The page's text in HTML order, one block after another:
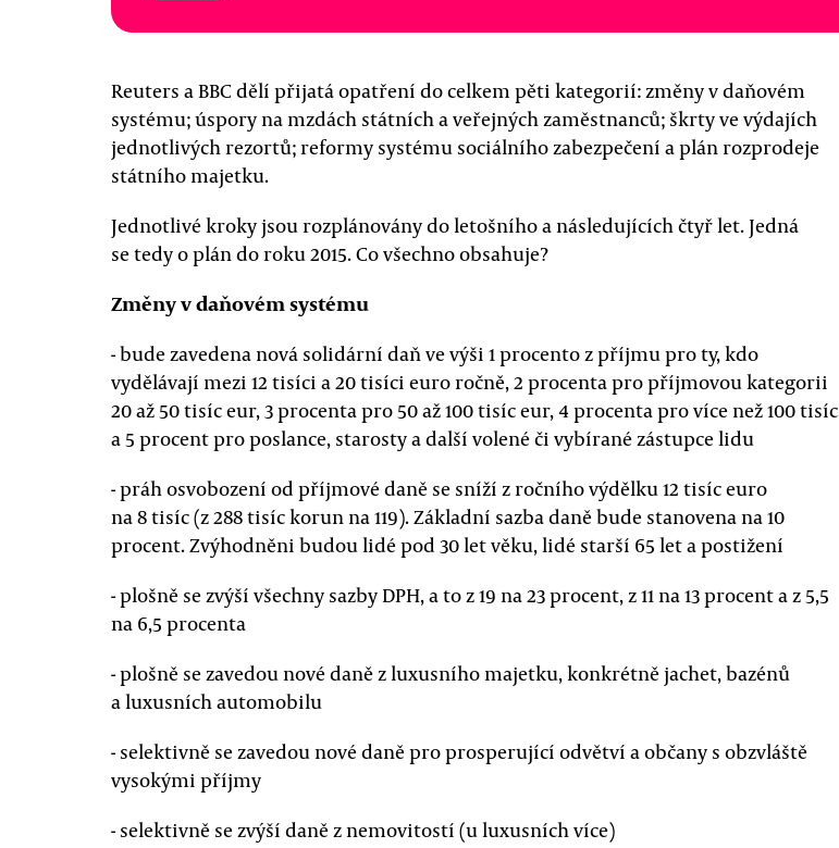
Reuters a BBC dělí přijatá opatření do celkem pěti kategorií: změny v daňovém
systému; úspory na mzdách státních a veřejných zaměstnanců; škrty ve výdajích
jednotlivých rezortů; reformy systému sociálního zabezpečení a plán rozprodeje
státního majetku.
Jednotlivé kroky jsou rozplánovány do letošního a následujících čtyř let. Jedná
se tedy o plán do roku 2015. Co všechno obsahuje?
Změny v daňovém systému
- bude zavedena nová solidární daň ve výši 1 procento z příjmu pro ty, kdo
vydělávají mezi 12 tisíci a 20 tisíci euro ročně, 2 procenta pro příjmovou kategorii
20 až 50 tisíc eur, 3 procenta pro 50 až 100 tisíc eur, 4 procenta pro více než 100 tisíc
a 5 procent pro poslance, starosty a další volené či vybírané zástupce lidu
- práh osvobození od příjmové daně se sníží z ročního výdělku 12 tisíc euro
na 8 tisíc (z 288 tisíc korun na 119). Základní sazba daně bude stanovena na 10
procent. Zvýhodněni budou lidé pod 30 let věku, lidé starší 65 let a postižení
- plošně se zvýší všechny sazby DPH, a to z 19 na 23 procent, z 11 na 13 procent a z 5,5
na 6,5 procenta
- plošně se zavedou nové daně z luxusního majetku, konkrétně jachet, bazénů
a luxusních automobilu
- selektivně se zavedou nové daně pro prosperující odvětví a občany s obzvláště
vysokými příjmy
- selektivně se zvýší daně z nemovitostí (u luxusních více)